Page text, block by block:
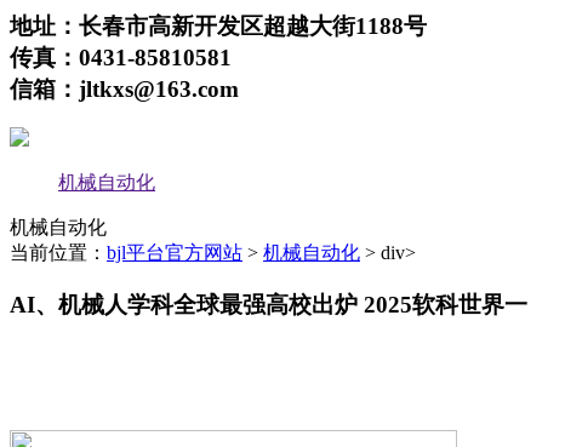
地址：长春市高新开发区超越大街1188号
传真：0431-85810581
信箱：jltkxs@163.com
机械自动化
机械自动化
当前位置： bjl平台官方网站 > 机械自动化 > div>
AI、机械人学科全球最强高校出炉 2025软科世界一